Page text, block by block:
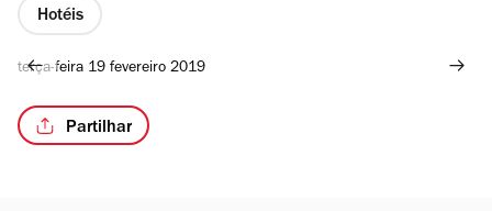
Hotéis
terça-feira 19 fevereiro 2019
Partilhar